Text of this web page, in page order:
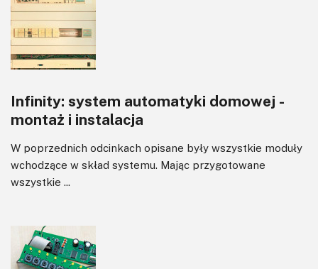
Sterowanie
Transformatory
Tranzystory
Wzmacniacze
Zasilanie
Infinity: system automatyki domowej -
montaż i instalacja
W poprzednich odcinkach opisane były wszystkie moduły
wchodzące w skład systemu. Mając przygotowane
wszystkie ...